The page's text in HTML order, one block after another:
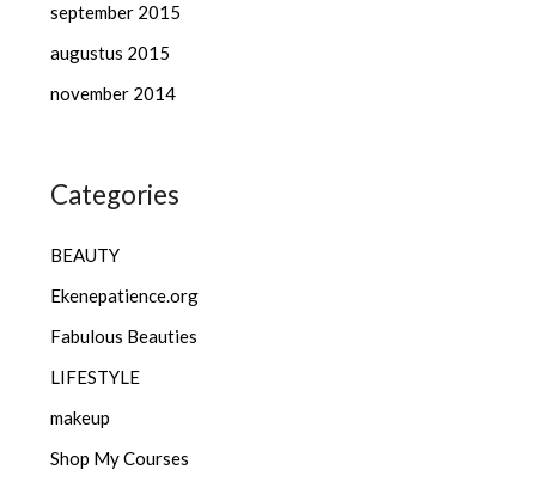
september 2015
augustus 2015
november 2014
Categories
BEAUTY
Ekenepatience.org
Fabulous Beauties
LIFESTYLE
makeup
Shop My Courses